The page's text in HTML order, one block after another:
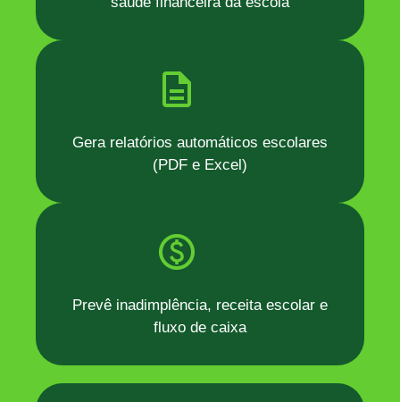
Gera relatórios automáticos escolares
(PDF e Excel)
Prevê inadimplência, receita escolar e
fluxo de caixa